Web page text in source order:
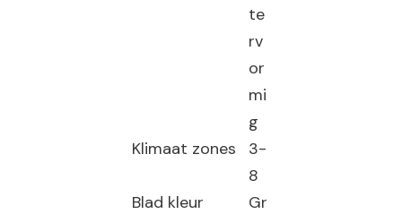
te
rv
or
mi
g
Klimaat zones
3-
8
Blad kleur
Gr